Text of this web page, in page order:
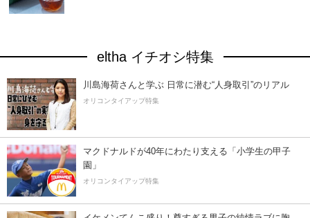
eltha イチオシ特集
川島海荷さんと学ぶ 日常に潜む“人身取引”のリアル
オリコンタイアップ特集
マクドナルドが40年にわたり支える「小学生の甲子
園」
オリコンタイアップ特集